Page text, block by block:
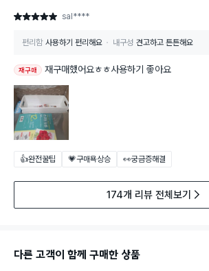
별점 5점 sal****
편리함 사용하기 편리해요 내구성 견고하고 튼튼해요
재구매 재구매했어요ㅎㅎ사용하기 좋아요
👍완전꿀팁 💗구매욕상승 👀궁금증해결
174개 리뷰 전체보기
다른 고객이 함께 구매한 상품